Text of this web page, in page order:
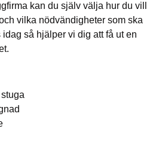
kan du själv välja hur du vill
vilka nödvändigheter som ska
så hjälper vi dig att få ut en